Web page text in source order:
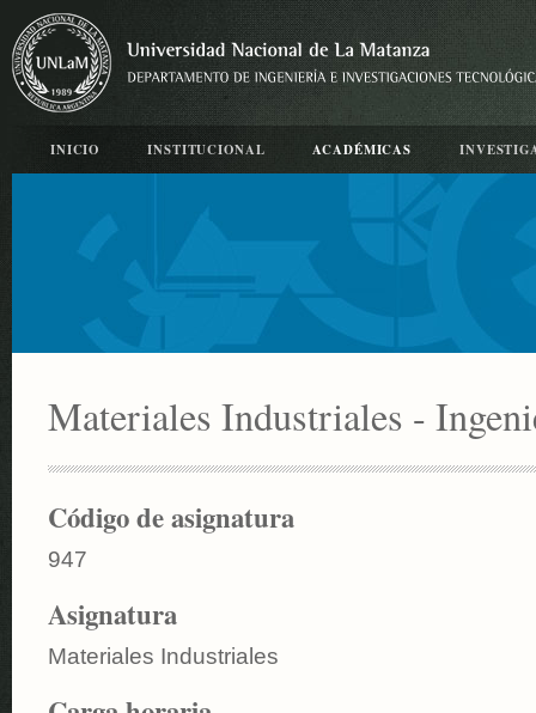
INICIO INSTITUCIONAL ACADÉMICAS
Materiales Industriales -
Código de asignatura
947
Asignatura
Materiales Industriales